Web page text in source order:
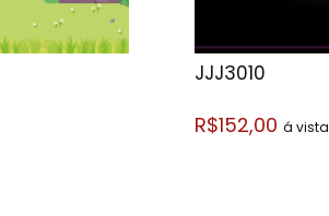
JJJ3010
R$152,00á vista